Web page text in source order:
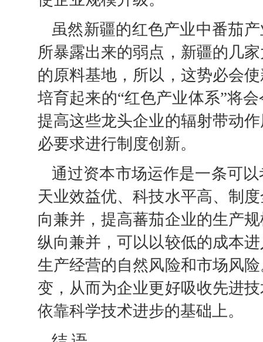
虽然新疆的红色产业中番茄
所暴露出来的弱点，新疆的几
的原料基地，所以，这势必会
培育起来的“红色产业体系”将
提高这些龙头企业的辐射带动
必要求进行制度创新。
通过资本市场运作是一条可
天业效益优、科技水平高、制
向兼并，提高蕃茄企业的生产
纵向兼并，可以以较低的成本
生产经营的自然风险和市场风
变，从而为企业更好吸收先进
依靠科学技术进步的基础上。